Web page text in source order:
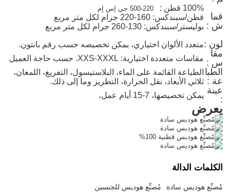
قما
ش :
100% قطن : 220-500 جي إس إم
قطن/سبندكس: 160-220 جرام لكل متر مربع
بوليستر/سبندكس: 130-260 جرام لكل متر مربع
لون :متعدد الألوان اختياري، يمكن تخصيصه حسب رقم بانتون.
مقا
س : مقاسات متعددة اختيارية: XXS-XXXL. حسب حاجة العميل
الطبا
عة :
الطباعة القائمة على الماء، البلاستيسول، التفريغ، اللمعان،
ثلاثي الأبعاد، نقل الحرارة، التطريز وما إلى ذلك.
عينة
:
يمكن تخصيصها، 7-15 أيام عمل،
يعرض
الكلمات الدالة
مُصنِّع هوديس سادة
مُصنِّع هوديس للجنسين